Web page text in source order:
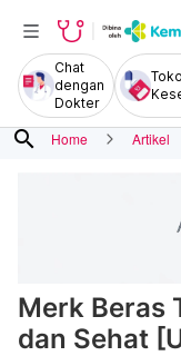
Chat
dengan
Dokter
Toko
search Home Artikel
Merk Beras
dan Sehat